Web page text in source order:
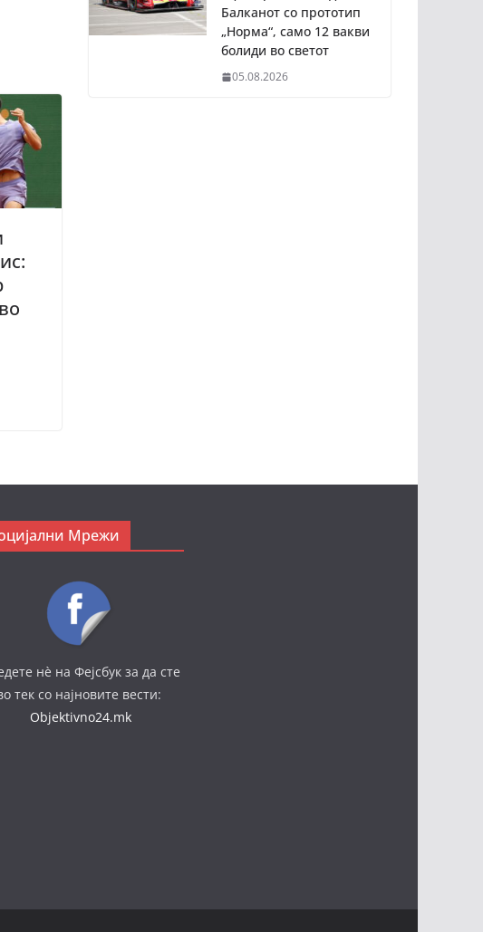
Балканот со прототип
„Норма“, само 12 вакви
болиди во светот
05.08.2026
Мрежи
нè на Фејсбук за да сте
тек со најновите вести:
Objektivno24.mk